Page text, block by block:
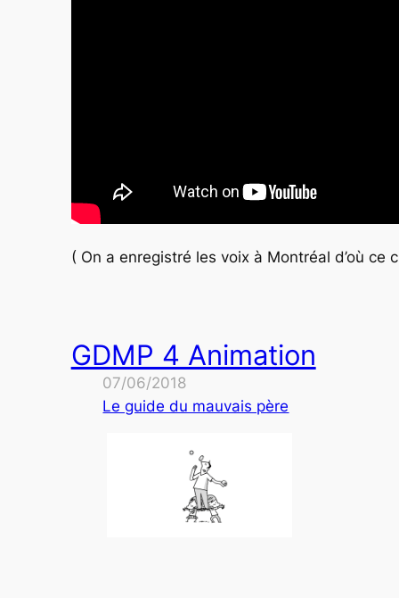
( On a enregistré les voix à Montréal d’où ce
GDMP 4 Animation
07/06/2018
Le guide du mauvais père